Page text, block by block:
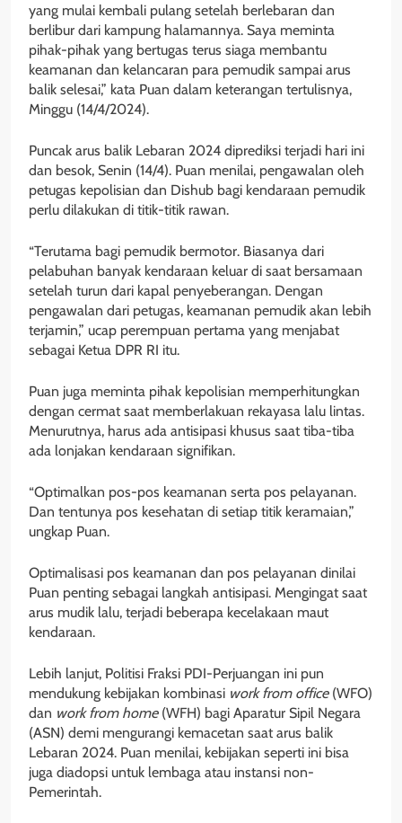
yang mulai kembali pulang setelah berlebaran dan
berlibur dari kampung halamannya. Saya meminta
pihak-pihak yang bertugas terus siaga membantu
keamanan dan kelancaran para pemudik sampai arus
balik selesai,” kata Puan dalam keterangan tertulisnya,
Minggu (14/4/2024).
Puncak arus balik Lebaran 2024 diprediksi terjadi hari ini
dan besok, Senin (14/4). Puan menilai, pengawalan oleh
petugas kepolisian dan Dishub bagi kendaraan pemudik
perlu dilakukan di titik-titik rawan.
“Terutama bagi pemudik bermotor. Biasanya dari
pelabuhan banyak kendaraan keluar di saat bersamaan
setelah turun dari kapal penyeberangan. Dengan
pengawalan dari petugas, keamanan pemudik akan lebih
terjamin,” ucap perempuan pertama yang menjabat
sebagai Ketua DPR RI itu.
Puan juga meminta pihak kepolisian memperhitungkan
dengan cermat saat memberlakuan rekayasa lalu lintas.
Menurutnya, harus ada antisipasi khusus saat tiba-tiba
ada lonjakan kendaraan signifikan.
“Optimalkan pos-pos keamanan serta pos pelayanan.
Dan tentunya pos kesehatan di setiap titik keramaian,”
ungkap Puan.
Optimalisasi pos keamanan dan pos pelayanan dinilai
Puan penting sebagai langkah antisipasi. Mengingat saat
arus mudik lalu, terjadi beberapa kecelakaan maut
kendaraan.
Lebih lanjut, Politisi Fraksi PDI-Perjuangan ini pun
mendukung kebijakan kombinasi work from office(WFO)
dan work from home(WFH) bagi Aparatur Sipil Negara
(ASN) demi mengurangi kemacetan saat arus balik
Lebaran 2024. Puan menilai, kebijakan seperti ini bisa
juga diadopsi untuk lembaga atau instansi non-
Pemerintah.